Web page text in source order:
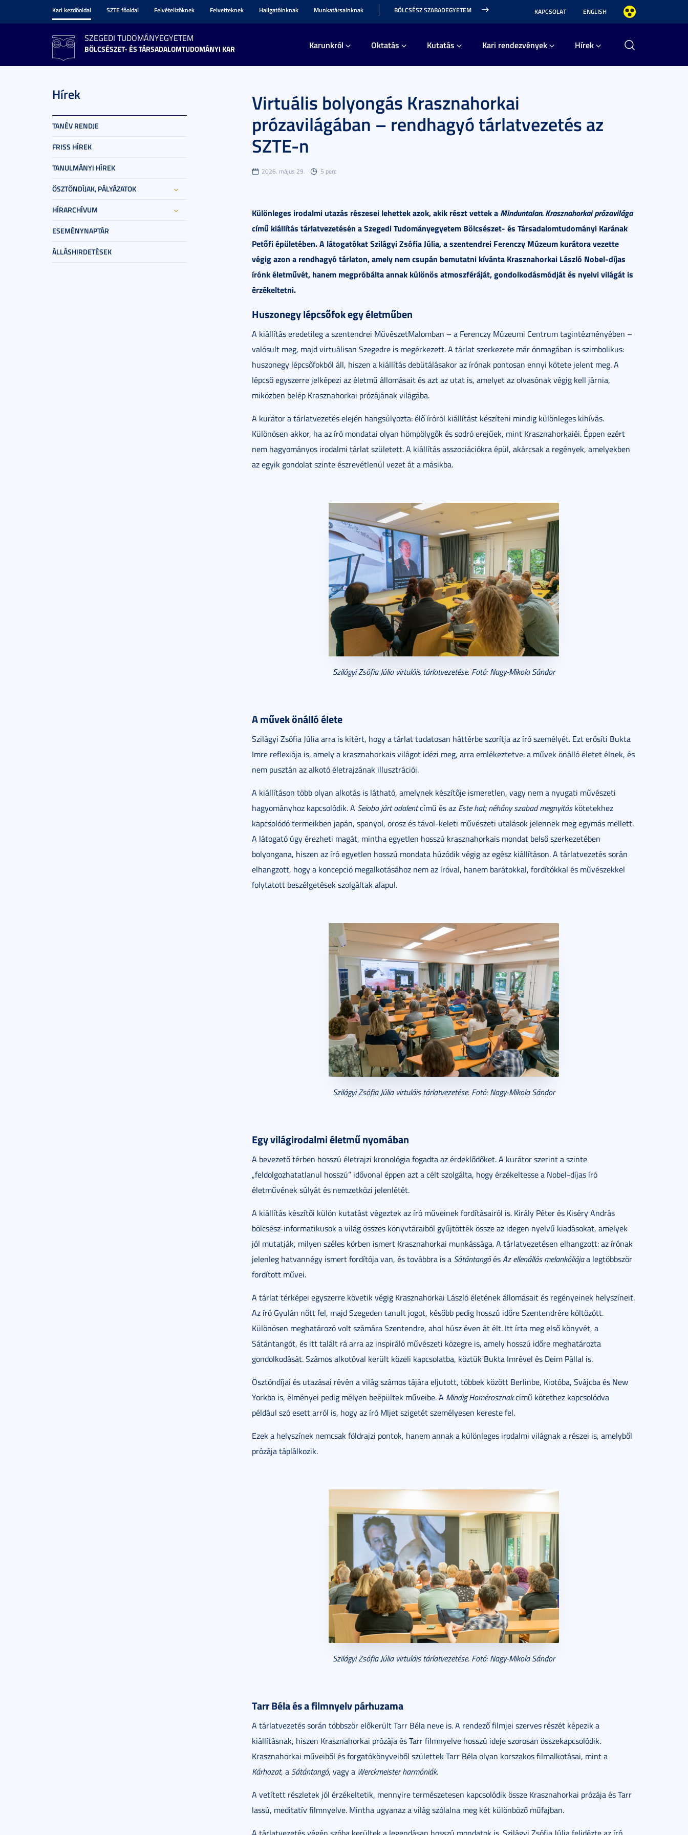
Kari kezdőoldal SZTE főoldal Felvételizőknek Felvetteknek Hallgatóinknak Munkatársainknak BÖLCSÉSZ SZABADEGYETEM KAPCSOLAT ENGLISH
SZEGEDI TUDOMÁNYEGYETEM
BÖLCSÉSZET- ÉS TÁRSADALOMTUDOMÁNYI KAR Karunkról Oktatás Kutatás Kari rendezvények Hírek
Hírek
TANÉV RENDJE
FRISS HÍREK
TANULMÁNYI HÍREK
ÖSZTÖNDÍJAK, PÁLYÁZATOK
HÍRARCHÍVUM
ESEMÉNYNAPTÁR
ÁLLÁSHIRDETÉSEK
Virtuális bolyongás Krasznahorkai
prózavilágában – rendhagyó tárlatvezetés az
SZTE-n
2026. május 29. 5 perc
Különleges irodalmi utazás részesei lehettek azok, akik részt vettek a Minduntalan. Krasznahorkai prózavilága
című kiállítás tárlatvezetésén a Szegedi Tudományegyetem Bölcsészet- és Társadalomtudományi Karának
Petőfi épületében. A látogatókat Szilágyi Zsófia Júlia, a szentendrei Ferenczy Múzeum kurátora vezette
végig azon a rendhagyó tárlaton, amely nem csupán bemutatni kívánta Krasznahorkai László Nobel-díjas
írónk életművét, hanem megpróbálta annak különös atmoszféráját, gondolkodásmódját és nyelvi világát is
érzékeltetni.
Huszonegy lépcsőfok egy életműben
A kiállítás eredetileg a szentendrei MűvészetMalomban – a Ferenczy Múzeumi Centrum tagintézményében –
valósult meg, majd virtuálisan Szegedre is megérkezett. A tárlat szerkezete már önmagában is szimbolikus:
huszonegy lépcsőfokból áll, hiszen a kiállítás debütálásakor az írónak pontosan ennyi kötete jelent meg. A
lépcső egyszerre jelképezi az életmű állomásait és azt az utat is, amelyet az olvasónak végig kell járnia,
miközben belép Krasznahorkai prózájának világába.
A kurátor a tárlatvezetés elején hangsúlyozta: élő íróról kiállítást készíteni mindig különleges kihívás.
Különösen akkor, ha az író mondatai olyan hömpölygők és sodró erejűek, mint Krasznahorkaiéi. Éppen ezért
nem hagyományos irodalmi tárlat született. A kiállítás asszociációkra épül, akárcsak a regények, amelyekben
az egyik gondolat szinte észrevétlenül vezet át a másikba.
Szilágyi Zsófia Júlia virtuláis tárlatvezetése. Fotó: Nagy-Mikola Sándor
A művek önálló élete
Szilágyi Zsófia Júlia arra is kitért, hogy a tárlat tudatosan háttérbe szorítja az író személyét. Ezt erősíti Bukta
Imre reflexiója is, amely a krasznahorkais világot idézi meg, arra emlékeztetve: a művek önálló életet élnek, és
nem pusztán az alkotó életrajzának illusztrációi.
A kiállításon több olyan alkotás is látható, amelynek készítője ismeretlen, vagy nem a nyugati művészeti
hagyományhoz kapcsolódik. A Seiobo járt odalentcímű és az Este ​hat; néhány szabad megnyitáskötetekhez
kapcsolódó termeikben japán, spanyol, orosz és távol-keleti művészeti utalások jelennek meg egymás mellett.
A látogató úgy érezheti magát, mintha egyetlen hosszú krasznahorkais mondat belső szerkezetében
bolyongana, hiszen az író egyetlen hosszú mondata húzódik végig az egész kiállításon. A tárlatvezetés során
elhangzott, hogy a koncepció megalkotásához nem az íróval, hanem barátokkal, fordítókkal és művészekkel
folytatott beszélgetések szolgáltak alapul.
Szilágyi Zsófia Júlia virtuláis tárlatvezetése. Fotó: Nagy-Mikola Sándor
Egy világirodalmi életmű nyomában
A bevezető térben hosszú életrajzi kronológia fogadta az érdeklődőket. A kurátor szerint a szinte
„feldolgozhatatlanul hosszú” idővonal éppen azt a célt szolgálta, hogy érzékeltesse a Nobel-díjas író
életművének súlyát és nemzetközi jelenlétét.
A kiállítás készítői külön kutatást végeztek az író műveinek fordításairól is. Király Péter és Kiséry András
bölcsész-informatikusok a világ összes könyvtáraiból gyűjtötték össze az idegen nyelvű kiadásokat, amelyek
jól mutatják, milyen széles körben ismert Krasznahorkai munkássága. A tárlatvezetésen elhangzott: az írónak
jelenleg hatvannégy ismert fordítója van, és továbbra is a SátántangóésAz ellenállás melankóliájaa legtöbbször
fordított művei.
A tárlat térképei egyszerre követik végig Krasznahorkai László életének állomásait és regényeinek helyszíneit.
Az író Gyulán nőtt fel, majd Szegeden tanult jogot, később pedig hosszú időre Szentendrére költözött.
Különösen meghatározó volt számára Szentendre, ahol húsz éven át élt. Itt írta meg első könyvét, a
Sátántangót, és itt talált rá arra az inspiráló művészeti közegre is, amely hosszú időre meghatározta
gondolkodását. Számos alkotóval került közeli kapcsolatba, köztük Bukta Imrével és Deim Pállal is.
Ösztöndíjai és utazásai révén a világ számos tájára eljutott, többek között Berlinbe, Kiotóba, Svájcba és New
Yorkba is, élményei pedig mélyen beépültek műveibe. A Mindig Homérosznakcímű kötethez kapcsolódva
például szó esett arról is, hogy az író Mljet szigetét személyesen kereste fel.
Ezek a helyszínek nemcsak földrajzi pontok, hanem annak a különleges irodalmi világnak a részei is, amelyből
prózája táplálkozik.
Szilágyi Zsófia Júlia virtuláis tárlatvezetése. Fotó: Nagy-Mikola Sándor
Tarr Béla és a filmnyelv párhuzama
A tárlatvezetés során többször előkerült Tarr Béla neve is. A rendező filmjei szerves részét képezik a
kiállításnak, hiszen Krasznahorkai prózája és Tarr filmnyelve hosszú ideje szorosan összekapcsolódik.
Krasznahorkai műveiből és forgatókönyveiből születtek Tarr Béla olyan korszakos filmalkotásai, mint a
Kárhozat, a Sátántangó, vagy a Werckmeister harmóniák.
A vetített részletek jól érzékeltetik, mennyire természetesen kapcsolódik össze Krasznahorkai prózája és Tarr
lassú, meditatív filmnyelve. Mintha ugyanaz a világ szólalna meg két különböző műfajban.